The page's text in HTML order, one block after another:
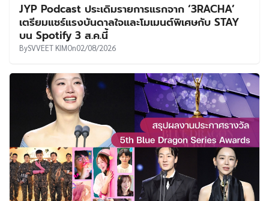
JYP Podcast ประเดิมรายการแรกจาก ‘3RACHA’
เตรียมแชร์แรงบันดาลใจและโมเมนต์พิเศษกับ STAY
บน Spotify 3 ส.ค.นี้
BySVVEET KIMOn02/08/2026